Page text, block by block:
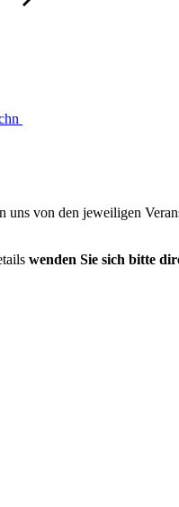
von den jeweiligen
wenden Sie sich bitte